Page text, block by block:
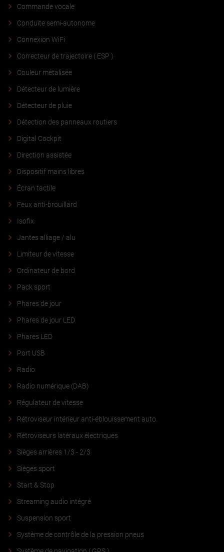
Commande vocale
Conduite semi-autonome
Connexion WiFi
Correcteur de trajectoire ( ESP )
Couleur métalisée
Détecteur de lumière
Détecteur de pluie
Détection des panneaux routiers
Digital Cockpit
Direction assistée
Dispositif mains libres
Écran tactile
Feux anti-brouillard
Isofix
Jantes alliage / alu
Limiteur de vitesse
Ordinateur de bord
Pack sport
Phares de jour
Phares de jour LED
Phares LED
Port USB
Radio
Radio numérique (DAB)
Régulateur de vitesse
Rétroviseur intérieur anti-éblouissement auto.
Rétroviseurs latéraux électriques
Sièges arrières 1/3 - 2/3
Sièges sport
Start & Stop
Streaming audio intégré
Suspension sport
Système de contrôle de la pression pneus